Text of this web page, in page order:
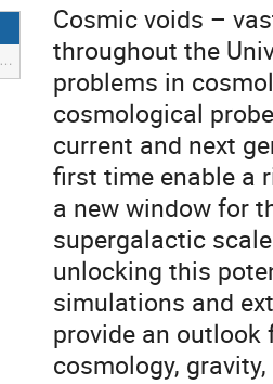
Cosmic voids –
throughout the
problems in
cosmological
current and next
first time enable a
a new window for
supergalactic
unlocking this
simulations and
provide an
cosmology,